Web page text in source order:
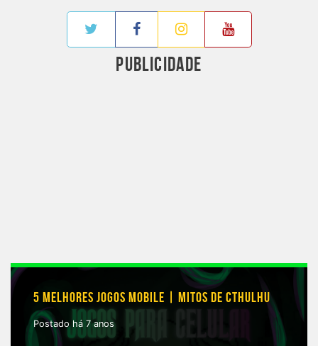
PUBLICIDADE
5 MELHORES JOGOS MOBILE | MITOS DE CTHULHU
Postado há 7 anos